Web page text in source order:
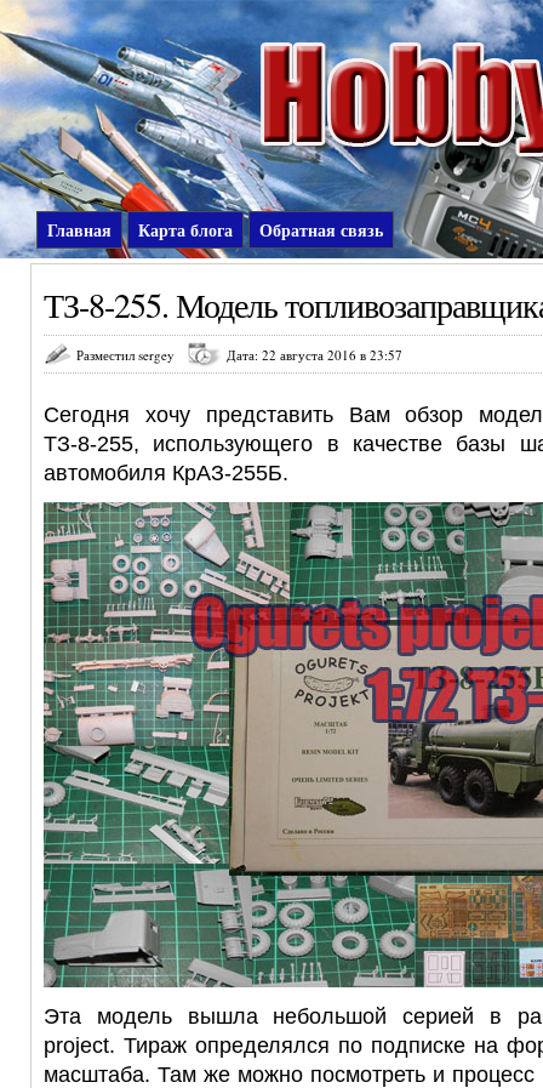
Главная Карта блога Обратная связь
ТЗ-8-255. Модель
Разместил sergey Дата: 22 августа 2016 в 23:57
Сегодня хочу представить Вам обзор
ТЗ-8-255, использующего в качестве базы
автомобиля КрАЗ-255Б.
Эта модель вышла небольшой серией в
project. Тираж определялся по подписке на
масштаба. Там же можно посмотреть и процесс